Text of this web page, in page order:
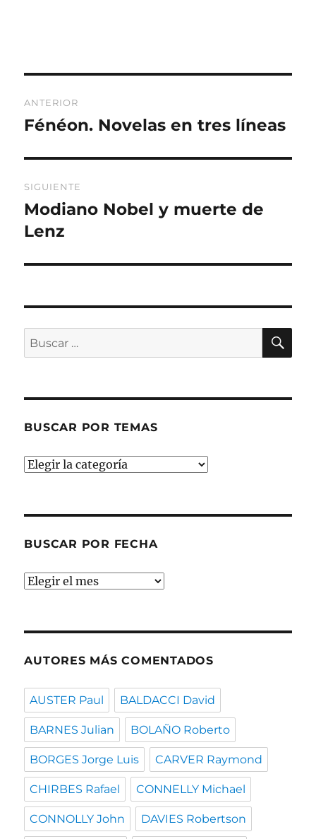
de
ANTERIOR
Entrada
Fénéon. Novelas en tres líneas
SIGUIENTE
Entrada
siguiente:
Modiano Nobel y muerte de
Lenz
Buscar
por:
BUSCAR POR TEMAS
Buscar
BUSCAR POR FECHA
Buscar
AUTORES MÁS COMENTADOS
AUSTER Paul BALDACCI David
BARNES Julian BOLAÑO Roberto
BORGES Jorge Luis CARVER Raymond
CHIRBES Rafael CONNELLY Michael
CONNOLLY John DAVIES Robertson